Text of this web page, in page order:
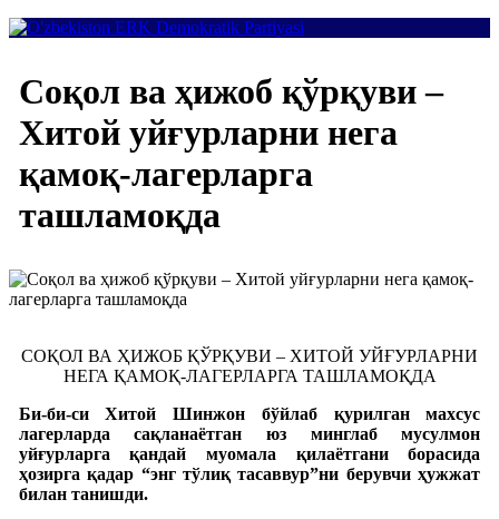
Соқол ва ҳижоб қўрқуви –
Хитой уйғурларни нега
қамоқ-лагерларга
ташламоқда
СОҚОЛ ВА ҲИЖОБ ҚЎРҚУВИ – ХИТОЙ УЙҒУРЛАРНИ
НЕГА ҚАМОҚ-ЛАГЕРЛАРГА ТАШЛАМОҚДА
Би-би-си Хитой Шинжон бўйлаб қурилган махсус
лагерларда сақланаётган юз минглаб мусулмон
уйғурларга қандай муомала қилаётгани борасида
ҳозирга қадар “энг тўлиқ тасаввур”ни берувчи ҳужжат
билан танишди.